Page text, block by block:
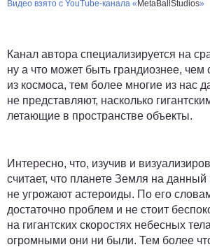
Видео взято с YouTube-канала «MetaBallStudios»
Канал автора специализируется на
ну а что может быть грандиознее, чем
из космоса, тем более многие из нас
не представляют, насколько
летающие в пространстве объекты.
Интересно, что, изучив и
считает, что планете Земля на
не угрожают астероиды. По его
достаточно проблем и не стоит
на гигантских скоростях небесных
огромными они ни были. Тем более